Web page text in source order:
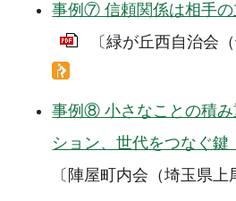
事例⑦ 信頼関係は相手の
〔緑が丘西自治会
事例⑧ 小さなことの積
ション、世代をつなぐ鍵
〔陣屋町内会（埼玉県